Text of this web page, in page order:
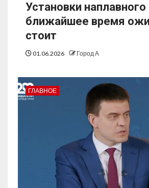
Установки
ближайшее время
стоит
01.06.2026 Город А
ГЛАВНОЕ